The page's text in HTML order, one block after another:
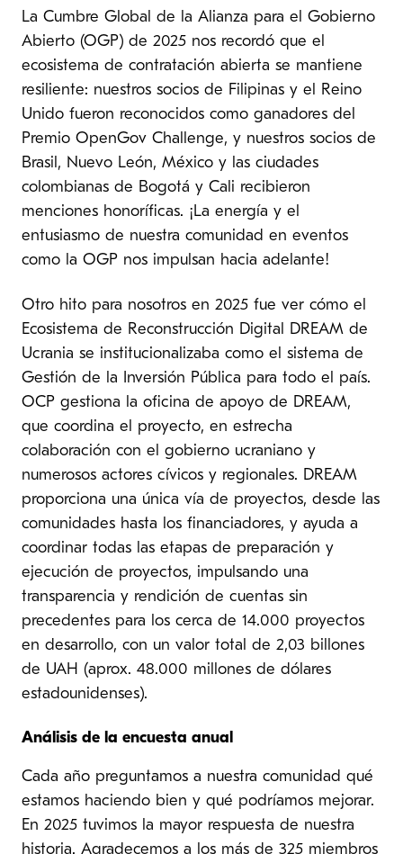
La Cumbre Global de la Alianza para el Gobierno
Abierto (OGP) de 2025 nos recordó que el
ecosistema de contratación abierta se mantiene
resiliente: nuestros socios de Filipinas y el Reino
Unido fueron reconocidos como ganadores del
Premio OpenGov Challenge, y nuestros socios de
Brasil, Nuevo León, México y las ciudades
colombianas de Bogotá y Cali recibieron
menciones honoríficas. ¡La energía y el
entusiasmo de nuestra comunidad en eventos
como la OGP nos impulsan hacia adelante!
Otro hito para nosotros en 2025 fue ver cómo el
Ecosistema de Reconstrucción Digital DREAM de
Ucrania se institucionalizaba como el sistema de
Gestión de la Inversión Pública para todo el país.
OCP gestiona la oficina de apoyo de DREAM,
que coordina el proyecto, en estrecha
colaboración con el gobierno ucraniano y
numerosos actores cívicos y regionales. DREAM
proporciona una única vía de proyectos, desde las
comunidades hasta los financiadores, y ayuda a
coordinar todas las etapas de preparación y
ejecución de proyectos, impulsando una
transparencia y rendición de cuentas sin
precedentes para los cerca de 14.000 proyectos
en desarrollo, con un valor total de 2,03 billones
de UAH (aprox. 48.000 millones de dólares
estadounidenses).
Análisis de la encuesta anual
Cada año preguntamos a nuestra comunidad qué
estamos haciendo bien y qué podríamos mejorar.
En 2025 tuvimos la mayor respuesta de nuestra
historia. Agradecemos a los más de 325 miembros